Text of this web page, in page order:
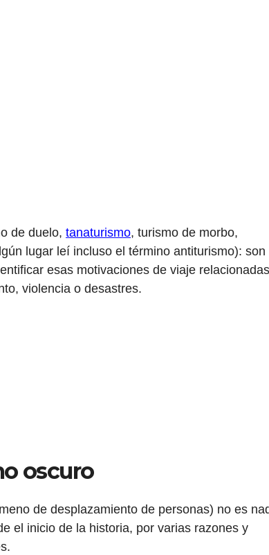
de duelo, tanaturismo, turismo de morbo,
lugar leí incluso el término antiturismo): son
esas motivaciones de viaje relacionadas
violencia o desastres.
oscuro
de desplazamiento de personas) no es
el inicio de la historia, por varias razones y